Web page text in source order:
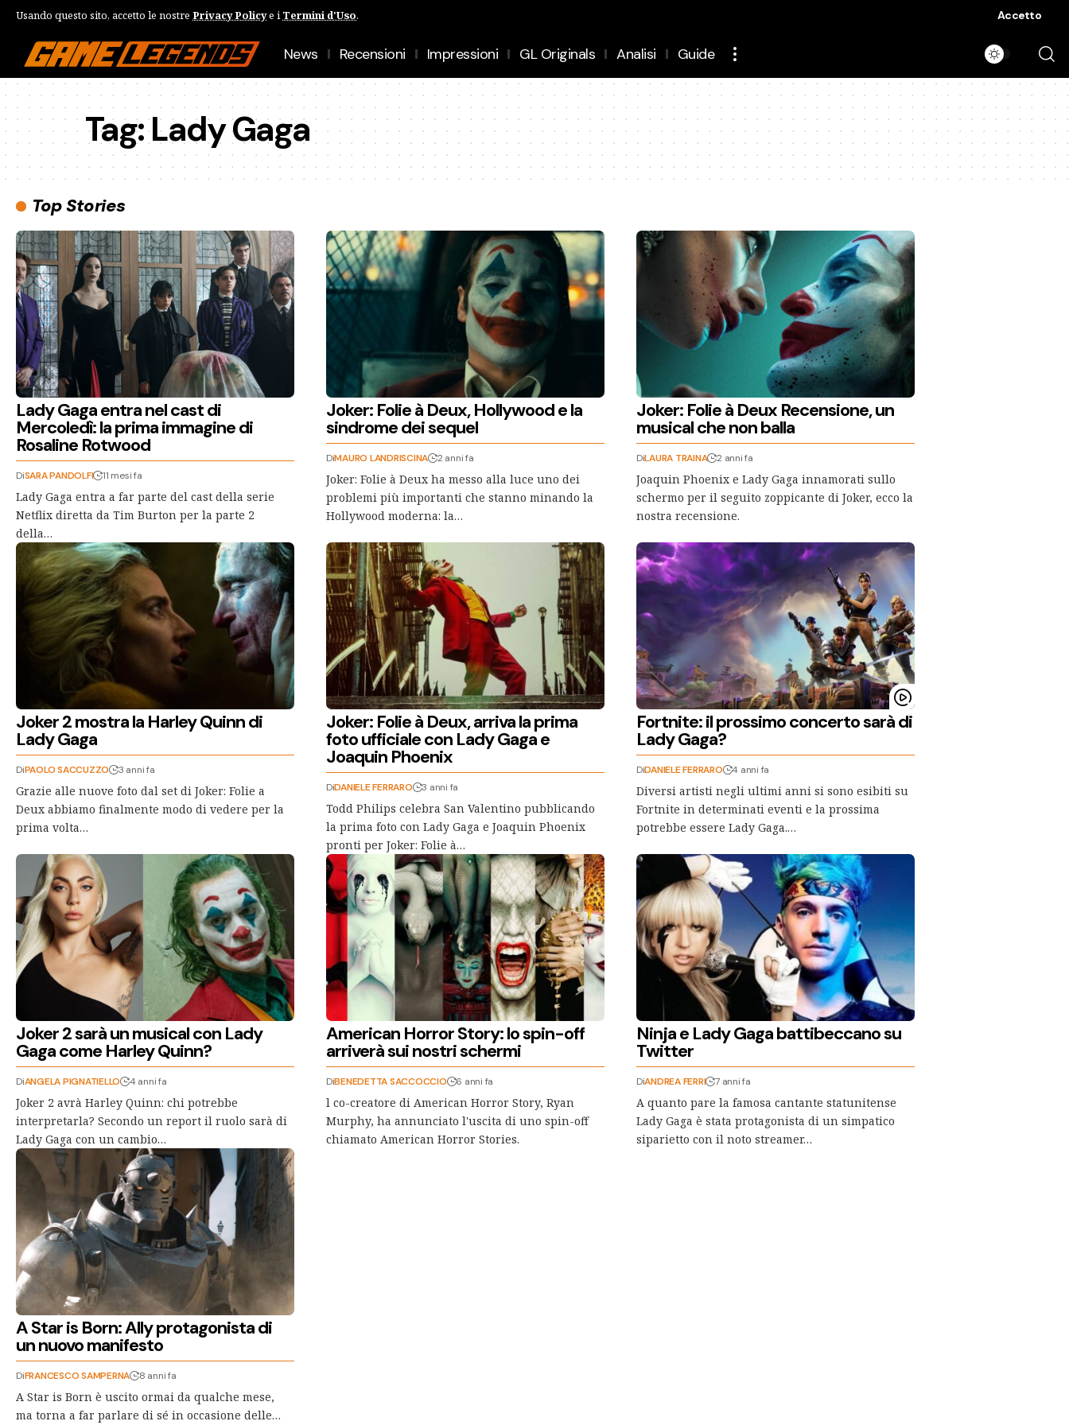
Usando questo sito, accetto le nostre Privacy Policye i Termini d'Uso. Accetto
News Recensioni Impressioni GL Originals Analisi Guide
Tag:Lady Gaga
Top Stories
Lady Gaga entra nel cast di
Mercoledì: la prima immagine di
Rosaline Rotwood
DiSARA PANDOLFI 11 mesi fa
Lady Gaga entra a far parte del cast della serie
Netflix diretta da Tim Burton per la parte 2
della…
Joker: Folie à Deux, Hollywood e la
sindrome dei sequel
DiMAURO LANDRISCINA 2 anni fa
Joker: Folie à Deux ha messo alla luce uno dei
problemi più importanti che stanno minando la
Hollywood moderna: la…
Joker: Folie à Deux Recensione, un
musical che non balla
DiLAURA TRAINA 2 anni fa
Joaquin Phoenix e Lady Gaga innamorati sullo
schermo per il seguito zoppicante di Joker, ecco la
nostra recensione.
Joker 2 mostra la Harley Quinn di
Lady Gaga
DiPAOLO SACCUZZO 3 anni fa
Grazie alle nuove foto dal set di Joker: Folie a
Deux abbiamo finalmente modo di vedere per la
prima volta…
Joker: Folie à Deux, arriva la prima
foto ufficiale con Lady Gaga e
Joaquin Phoenix
DiDANIELE FERRARO 3 anni fa
Todd Philips celebra San Valentino pubblicando
la prima foto con Lady Gaga e Joaquin Phoenix
pronti per Joker: Folie à…
Fortnite: il prossimo concerto sarà di
Lady Gaga?
DiDANIELE FERRARO 4 anni fa
Diversi artisti negli ultimi anni si sono esibiti su
Fortnite in determinati eventi e la prossima
potrebbe essere Lady Gaga.…
Joker 2 sarà un musical con Lady
Gaga come Harley Quinn?
DiANGELA PIGNATIELLO 4 anni fa
Joker 2 avrà Harley Quinn: chi potrebbe
interpretarla? Secondo un report il ruolo sarà di
Lady Gaga con un cambio…
American Horror Story: lo spin-off
arriverà sui nostri schermi
DiBENEDETTA SACCOCCIO 6 anni fa
l co-creatore di American Horror Story, Ryan
Murphy, ha annunciato l'uscita di uno spin-off
chiamato American Horror Stories.
Ninja e Lady Gaga battibeccano su
Twitter
DiANDREA FERRI 7 anni fa
A quanto pare la famosa cantante statunitense
Lady Gaga è stata protagonista di un simpatico
siparietto con il noto streamer…
A Star is Born: Ally protagonista di
un nuovo manifesto
DiFRANCESCO SAMPERNA 8 anni fa
A Star is Born è uscito ormai da qualche mese,
ma torna a far parlare di sé in occasione delle…